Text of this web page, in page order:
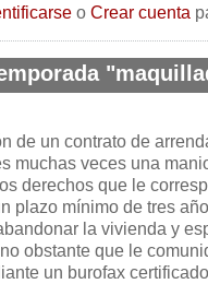
o Crear cuenta
de un contrato de
muchas veces una
derechos que le
plazo mínimo de tres
la vivienda y
obstante que le
un burofax